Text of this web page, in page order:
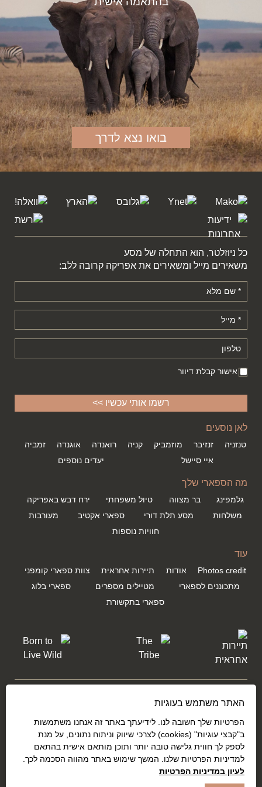
בואו נצא לדרך
כל ניוזלטר, הוא התחלה של מסע
משאירים מייל ומשאירים את אפריקה קרובה ללב:
אישור קבלת דיוור
לאן נוסעים
טנזניה זנזיבר מוזמביק קניה רואנדה אוגנדה
זמביה
איי סיישל
יעדים נוספים
מה הספארי שלך
גלמפינג בר מצווה טיול משפחתי
ירח דבש באפריקה
משלחות
מסע תלת דורי ספארי אקטיב
מעורבות
חוויות נוספות
עוד
Photos credit אודות תיירות אחראית
צוות ספארי קומפני
מתכוננים לספארי
מטיילים מספרים
ספארי בלוג
ספארי בתקשורת
האתר משתמש בעוגיות
הפרטיות שלך חשובה לנו. לידיעתך באתר זה אנחנו משתמשות
ב"קבצי עוגיות" (cookies) לצרכי שיווק וניתוח נתונים, על מנת
לספק לך חווית גלישה טובה יותר ותוכן מותאם אישית בהתאם
למדיניות הפרטיות שלנו. המשך שימוש באתר מהווה הסכמה לכך.
לעיון במדיניות הפרטיות